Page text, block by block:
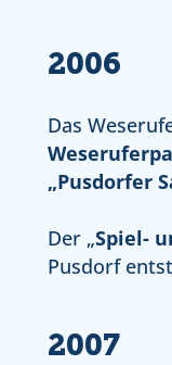
2006
Das
„Pusdorfer
Der „Spiel-
Pusdorf
2007